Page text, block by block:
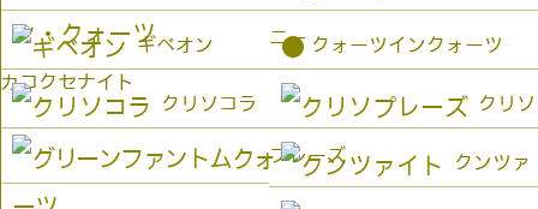
カコクセナイト
ニー
ギベオン ● クォーツインクォーツ
クリソコラ クリソ
プレーズ クンツァ